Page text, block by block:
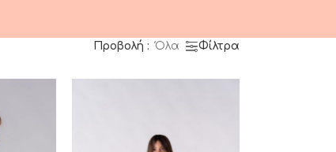
Προβολή Όλα Φίλτρα